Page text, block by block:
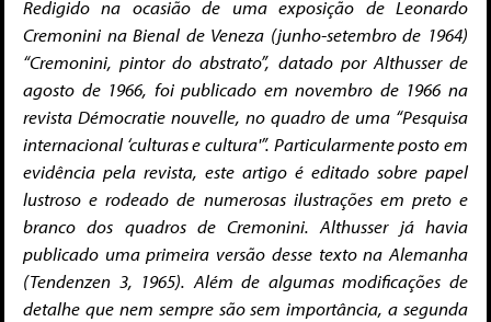
Redigido na ocasião de uma exposição de Leonardo
Cremonini na Bienal de Veneza (junho-setembro de 1964)
“Cremonini, pintor do abstrato”, datado por Althusser de
agosto de 1966, foi publicado em novembro de 1966 na
revista Démocratie nouvelle, no quadro de uma “Pesquisa
internacional ‘culturas e cultura'”. Particularmente posto em
evidência pela revista, este artigo é editado sobre papel
lustroso e rodeado de numerosas ilustrações em preto e
branco dos quadros de Cremonini. Althusser já havia
publicado uma primeira versão desse texto na Alemanha
(Tendenzen 3, 1965). Além de algumas modificações de
detalhe que nem sempre são sem importância, a segunda